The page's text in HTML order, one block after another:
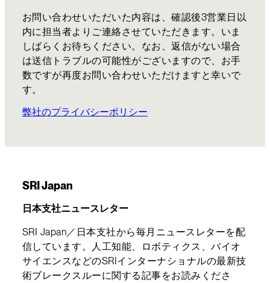
お問い合わせいただいた内容は、確認後3営業日以
内に担当者よりご連絡させていただきます。いま
しばらくお待ちください。なお、返信がない場合
は送信トラブルの可能性がございますので、お手
数ですが再度お問い合わせいただけますと幸いで
す。
弊社のプライバシーポリシー
SRI Japan
日本支社ニュースレター
SRI Japan／日本支社から毎月ニュースレターを配
信しています。人工知能、ロボティクス、バイオ
サイエンスなどのSRIインターナショナルの最新技
術ブレークスルーに関する記事をお読みくださ